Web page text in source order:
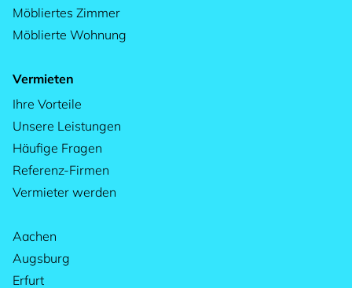
Möbliertes Zimmer
Möblierte Wohnung
Vermieten
Ihre Vorteile
Unsere Leistungen
Häufige Fragen
Referenz-Firmen
Vermieter werden
Aachen
Augsburg
Erfurt